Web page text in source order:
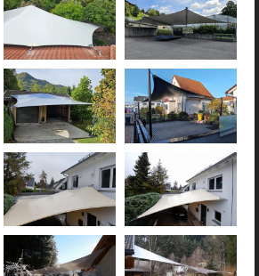
parasole stagionali
parasole annuali